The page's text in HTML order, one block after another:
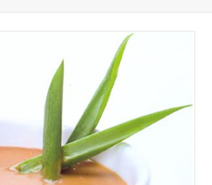
INLOGGEN
AANMELDEN
RECEPTEN
WEEKMENU'S